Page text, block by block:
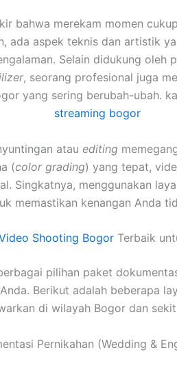
bahwa merekam momen
ada aspek teknis dan artistik
Selain didukung oleh
, seorang profesional juga
yang sering berubah-ubah.
streaming bogor
atau editing
(color grading) yang tepat,
Singkatnya, menggunakan
memastikan kenangan Anda
Shooting BogorTerbaik
pilihan paket
Berikut adalah beberapa
di wilayah Bogor dan
Pernikahan (Wedding &